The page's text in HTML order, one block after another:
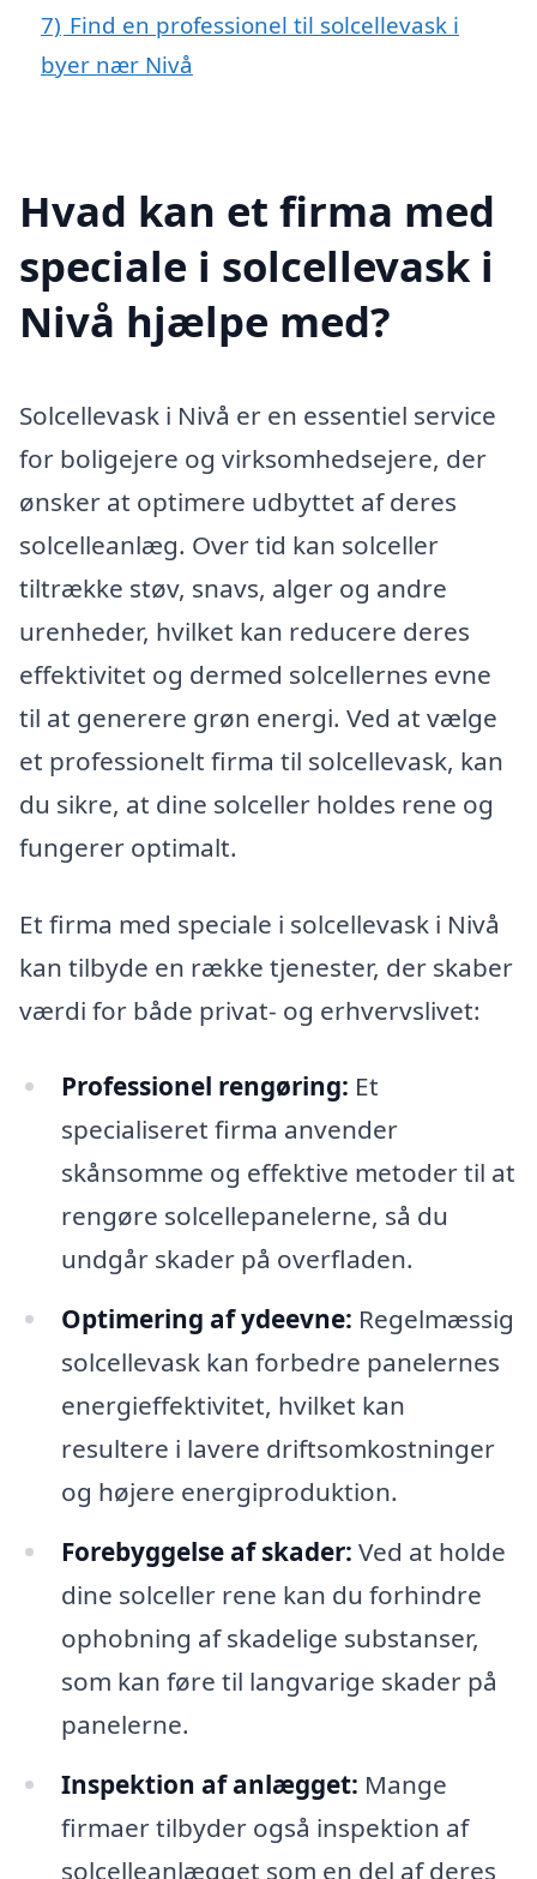
7) Find en professionel til solcellevask i
byer nær Nivå
Hvad kan et firma med
speciale i solcellevask i
Nivå hjælpe med?
Solcellevask i Nivå er en essentiel service
for boligejere og virksomhedsejere, der
ønsker at optimere udbyttet af deres
solcelleanlæg. Over tid kan solceller
tiltrække støv, snavs, alger og andre
urenheder, hvilket kan reducere deres
effektivitet og dermed solcellernes evne
til at generere grøn energi. Ved at vælge
et professionelt firma til solcellevask, kan
du sikre, at dine solceller holdes rene og
fungerer optimalt.
Et firma med speciale i solcellevask i Nivå
kan tilbyde en række tjenester, der skaber
værdi for både privat- og erhvervslivet:
Professionel rengøring: Et
specialiseret firma anvender
skånsomme og effektive metoder til at
rengøre solcellepanelerne, så du
undgår skader på overfladen.
Optimering af ydeevne: Regelmæssig
solcellevask kan forbedre panelernes
energieffektivitet, hvilket kan
resultere i lavere driftsomkostninger
og højere energiproduktion.
Forebyggelse af skader: Ved at holde
dine solceller rene kan du forhindre
ophobning af skadelige substanser,
som kan føre til langvarige skader på
panelerne.
Inspektion af anlægget: Mange
firmaer tilbyder også inspektion af
solcelleanlægget som en del af deres